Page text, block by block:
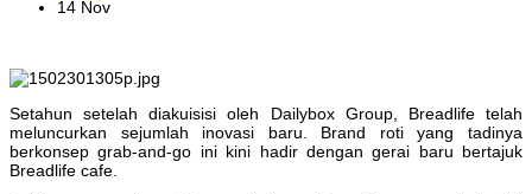
14 Nov
Setahun setelah diakuisisi oleh Dailybox Group, Breadlife telah
meluncurkan sejumlah inovasi baru. Brand roti yang tadinya
berkonsep grab-and-go ini kini hadir dengan gerai baru bertajuk
Breadlife cafe.